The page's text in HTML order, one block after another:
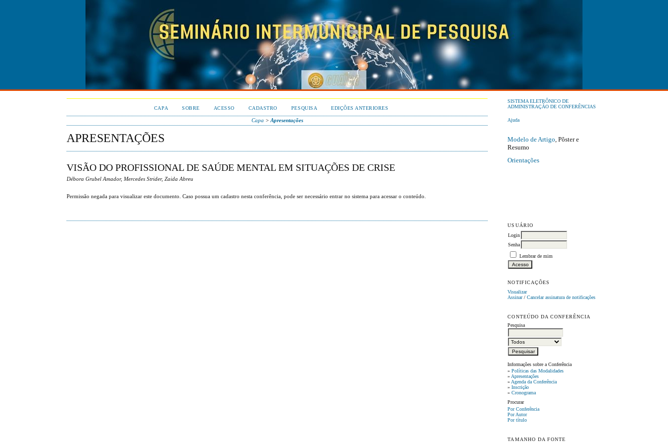
SISTEMA ELETRÔNICO DE
ADMINISTRAÇÃO DE CONFERÊNCIAS
Ajuda
Modelo de Artigo , Pôster e
Resumo
Orientações
USUÁRIO
Login
Senha
Lembrar de mim
NOTIFICAÇÕES
Visualizar
Assinar/Cancelar assinatura de notificações
CONTEÚDO DA CONFERÊNCIA
Pesquisa
Informações sobre a Conferência
»Políticas das Modalidades
»Apresentações
»Agenda da Conferência
»Inscrição
»Cronograma
Procurar
Por Conferência
Por Autor
Por título
TAMANHO DA FONTE
CAPA SOBRE ACESSO CADASTRO PESQUISA EDIÇÕES ANTERIORES
Capa > Apresentações
APRESENTAÇÕES
VISÃO DO PROFISSIONAL DE SAÚDE MENTAL EM SITUAÇÕES DE CRISE
Débora Grubel Amador, Mercedes Strider, Zaida Abreu
Permissão negada para visualizar este documento. Caso possua um cadastro nesta conferência, pode ser necessário entrar no sistema para acessar o conteúdo.